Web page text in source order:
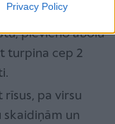
Privacy Policy
vai
pievieno ābolu
turpina cep 2
rīsus, pa virsu
skaidiņām un